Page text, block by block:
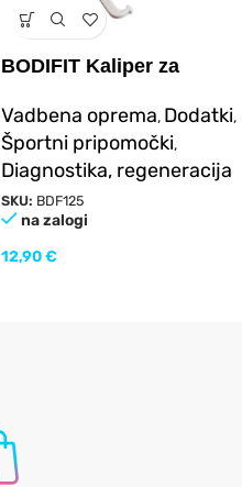
BODIFIT Kaliper za
merilni trak za telo
Vadbena oprema, Dodatki,
Športni pripomočki,
Diagnostika, regeneracija
SKU: BDF125
na zalogi
12,90€